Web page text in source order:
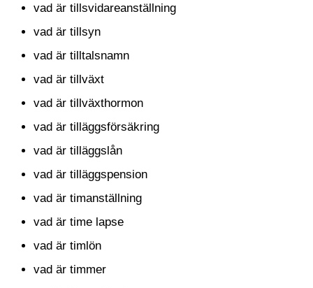
vad är tillsvidareanställning
vad är tillsyn
vad är tilltalsnamn
vad är tillväxt
vad är tillväxthormon
vad är tilläggsförsäkring
vad är tilläggslån
vad är tilläggspension
vad är timanställning
vad är time lapse
vad är timlön
vad är timmer